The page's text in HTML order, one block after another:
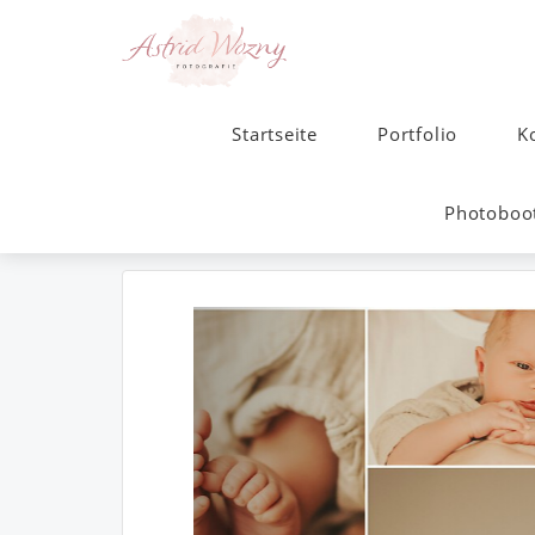
Startseite Portfolio